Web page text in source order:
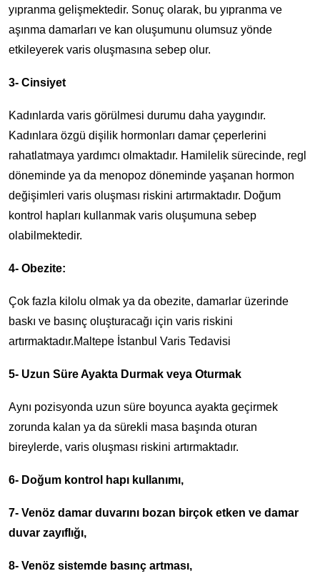
yıpranma gelişmektedir. Sonuç olarak, bu yıpranma ve
aşınma damarları ve kan oluşumunu olumsuz yönde
etkileyerek varis oluşmasına sebep olur.
3- Cinsiyet
Kadınlarda varis görülmesi durumu daha yaygındır.
Kadınlara özgü dişilik hormonları damar çeperlerini
rahatlatmaya yardımcı olmaktadır. Hamilelik sürecinde, regl
döneminde ya da menopoz döneminde yaşanan hormon
değişimleri varis oluşması riskini artırmaktadır. Doğum
kontrol hapları kullanmak varis oluşumuna sebep
olabilmektedir.
4- Obezite:
Çok fazla kilolu olmak ya da obezite, damarlar üzerinde
baskı ve basınç oluşturacağı için varis riskini
artırmaktadır.Maltepe İstanbul Varis Tedavisi
5- Uzun Süre Ayakta Durmak veya Oturmak
Aynı pozisyonda uzun süre boyunca ayakta geçirmek
zorunda kalan ya da sürekli masa başında oturan
bireylerde, varis oluşması riskini artırmaktadır.
6- Doğum kontrol hapı kullanımı,
7- Venöz damar duvarını bozan birçok etken ve damar
duvar zayıflığı,
8- Venöz sistemde basınç artması,